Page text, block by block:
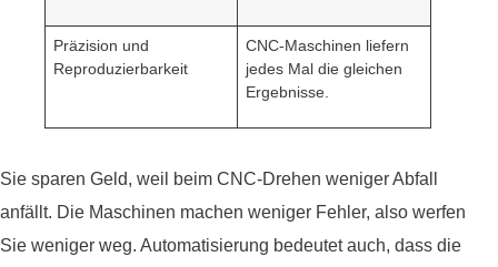
Präzision und
Reproduzierbarkeit
CNC-Maschinen liefern
jedes Mal die gleichen
Ergebnisse.
Sie sparen Geld, weil beim CNC-Drehen weniger Abfall
anfällt. Die Maschinen machen weniger Fehler, also werfen
Sie weniger weg. Automatisierung bedeutet auch, dass die